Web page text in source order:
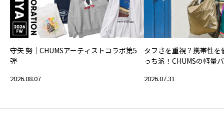
守矢 努｜CHUMSアーティストコラボ第5
弾
2026.08.07
タフさを重視？携帯性
っち派！CHUMSの軽量
2026.07.31